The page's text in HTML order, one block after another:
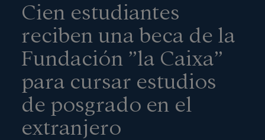
Cien estudiantes
reciben una beca de la
Fundación ”la Caixa”
para cursar estudios
de posgrado en el
extranjero